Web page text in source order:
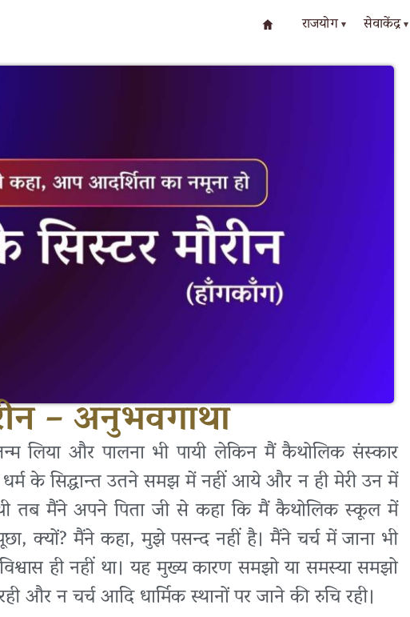
राजयोग ▾ सेवाकेंद्र▾
– अनुभवगाथा
लिया और पालना भी पायी लेकिन मैं कैथोलिक संस्कार
के सिद्धान्त उतने समझ में नहीं आये और न ही मेरी उन में
तब मैंने अपने पिता जी से कहा कि मैं कैथोलिक स्कूल में
क्यों? मैंने कहा, मुझे पसन्द नहीं है। मैंने चर्च में जाना भी
ही नहीं था। यह मुख्य कारण समझो या समस्या समझो
और न चर्च आदि धार्मिक स्थानों पर जाने की रुचि रही।